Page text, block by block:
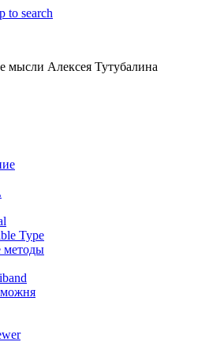
to search
мысли Алексея Тутубалина
Type
методы